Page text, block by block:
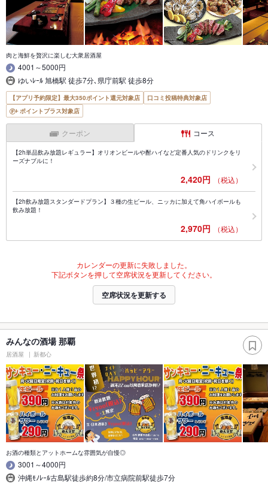
肉と海鮮を贅沢に楽しむ大衆居酒屋
4001～5000円
ゆいﾚｰﾙ 旭橋駅 徒歩7分､県庁前駅 徒歩8分
【アプリ予約限定】最大350ポイント還元対象店
口コミ投稿特典対象店
ポイントプラス対象店
クーポン コース
【2h単品飲み放題レギュラー】オリオンビールや酎ハイなど定番人気のドリンクをリ
ーズナブルに！
2,420円 （税込）
【2h飲み放題スタンダードプラン】３種の生ビール、ニッカに加えて角ハイボールも
飲み放題！
2,970円 （税込）
カレンダーの更新に失敗しました。
下記ボタンを押して空席状況を更新してください。
空席状況を更新する
みんなの酒場 那覇
居酒屋 新都心
お酒の種類とアットホームな雰囲気が自慢◎
3001～4000円
沖縄ﾓﾉﾚｰﾙ古島駅徒歩約8分/市立病院前駅徒歩7分